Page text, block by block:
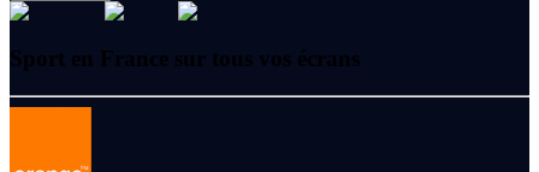
Sport en France sur tous vos écrans